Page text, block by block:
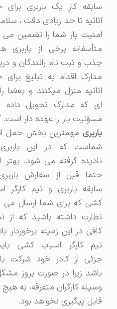
سابقه کار یک باربری برای حمل
اثاثیه تا حد زیادی دقت ، سلامت و
امنیت بار شما را تضمین می کند.
متأسفانه برخی از باربری ها، با
جذب و ثبت نام رانندگان و دریافت
مدارک اقدام به تبلیغ برای حمل
اثاثیه منزل میکنند و بعضا راننده
ای که مدارک تحویل داده تمام
مسؤلیت بار را عهده دار است.کارگر
باربریمهمترین بخش حمل اثاثیه
شماست که در این باربری ها
نادیده گرفته می شود. بهتر است
حتما قبل از سفارش باربری به
سابقه باربری و تیم کارگر اسباب
کشی که برای شما ارسال می شود
نظارت داشته باشید که از تجربه
کافی در این زمینه برخوردار باشند.
تیم کارگر اسباب کشی بایستی
جزئی از کادر خود شرکت باربری
باشد زیرا در صورت بروز مشکل به
وسیله کارگران متفرقه، به هیچ وجه
قابل پیگیری نخواهد بود.